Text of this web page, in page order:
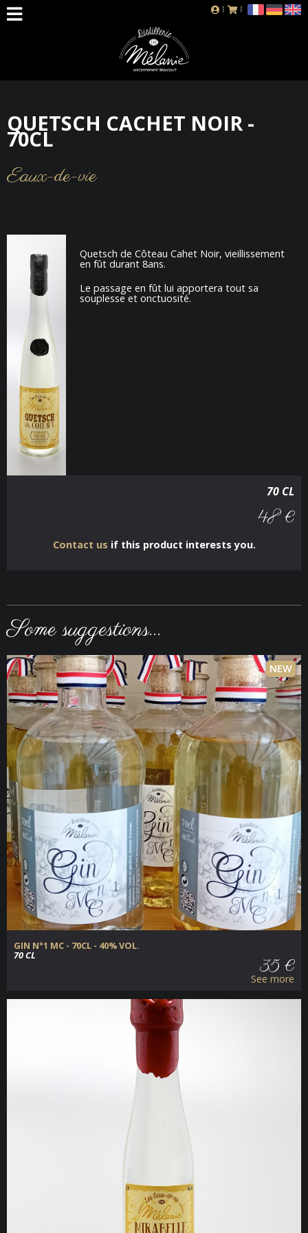
QUETSCH CACHET NOIR -
70CL
Eaux-de-vie
Quetsch de Côteau Cahet Noir, vieillissement
en fût durant 8ans.
Le passage en fût lui apportera tout sa
souplesse et onctuosité.
70 CL
48 €
Contact us if this product interests you.
Some suggestions...
NEW
GIN N°1 MC - 70CL - 40% VOL.
70 CL
35 €
See more